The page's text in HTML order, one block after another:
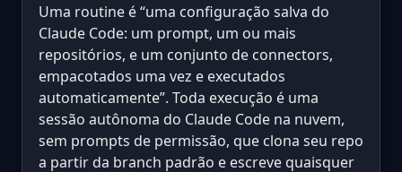
Uma routine é “uma configuração salva do
Claude Code: um prompt, um ou mais
repositórios, e um conjunto de connectors,
empacotados uma vez e executados
automaticamente”. Toda execução é uma
sessão autônoma do Claude Code na nuvem,
sem prompts de permissão, que clona seu repo
a partir da branch padrão e escreve quaisquer